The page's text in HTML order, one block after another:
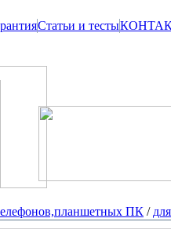
Статьи и тесты
ПК /